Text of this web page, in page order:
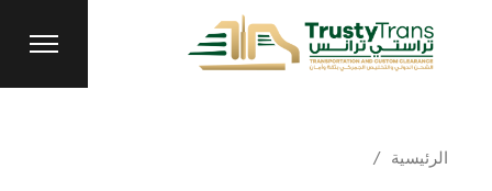
content
الرئيسية